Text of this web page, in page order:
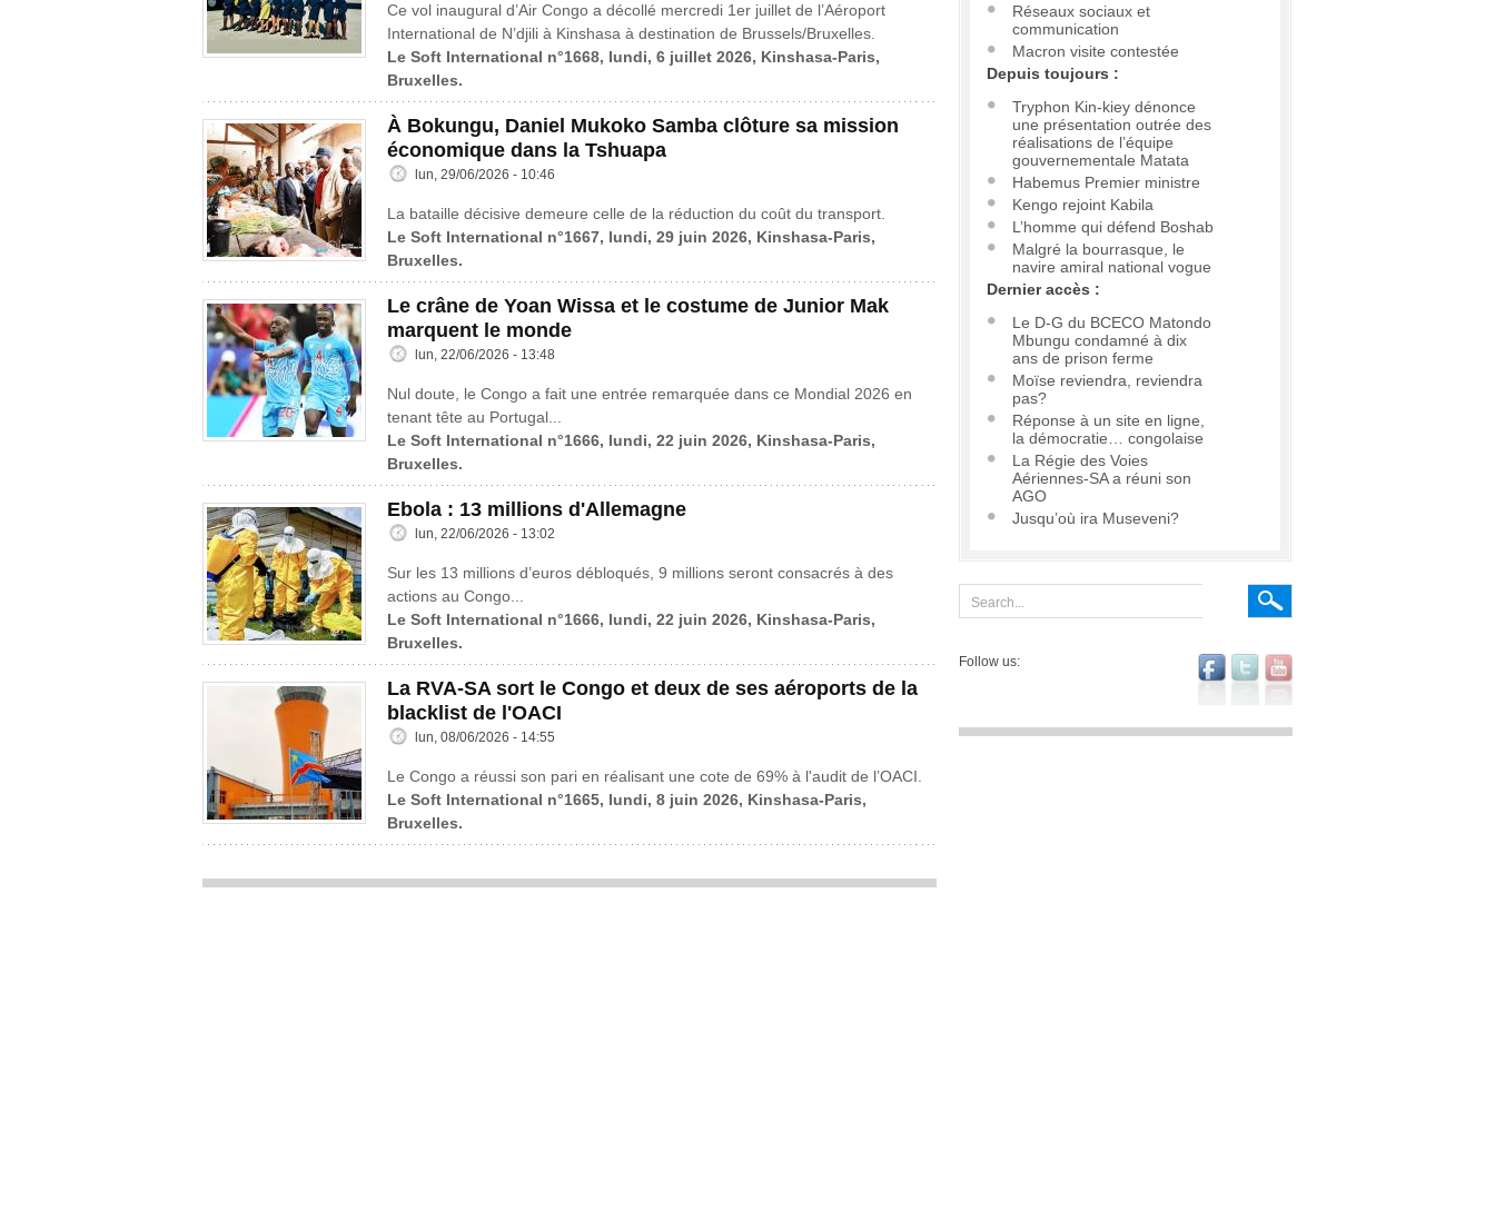
Ce vol inaugural d’Air Congo a décollé mercredi 1er juillet de l’Aéroport
International de N’djili à Kinshasa à destination de Brussels/Bruxelles.
Le Soft International n°1668, lundi, 6 juillet 2026, Kinshasa-Paris,
Bruxelles.
À Bokungu, Daniel Mukoko Samba clôture sa mission
économique dans la Tshuapa
lun, 29/06/2026 - 10:46
La bataille décisive demeure celle de la réduction du coût du transport.
Le Soft International n°1667, lundi, 29 juin 2026, Kinshasa-Paris,
Bruxelles.
Le crâne de Yoan Wissa et le costume de Junior Mak
marquent le monde
lun, 22/06/2026 - 13:48
Nul doute, le Congo a fait une entrée remarquée dans ce Mondial 2026 en
tenant tête au Portugal...
Le Soft International n°1666, lundi, 22 juin 2026, Kinshasa-Paris,
Bruxelles.
Ebola : 13 millions d'Allemagne
lun, 22/06/2026 - 13:02
Sur les 13 millions d’euros débloqués, 9 millions seront consacrés à des
actions au Congo...
Le Soft International n°1666, lundi, 22 juin 2026, Kinshasa-Paris,
Bruxelles.
La RVA-SA sort le Congo et deux de ses aéroports de la
blacklist de l'OACI
lun, 08/06/2026 - 14:55
Le Congo a réussi son pari en réalisant une cote de 69% à l'audit de l’OACI.
Le Soft International n°1665, lundi, 8 juin 2026, Kinshasa-Paris,
Bruxelles.
Réseaux sociaux et
communication
Macron visite contestée
Depuis toujours :
Tryphon Kin-kiey dénonce
une présentation outrée des
réalisations de l’équipe
gouvernementale Matata
Habemus Premier ministre
Kengo rejoint Kabila
L’homme qui défend Boshab
Malgré la bourrasque, le
navire amiral national vogue
Dernier accès :
Le D-G du BCECO Matondo
Mbungu condamné à dix
ans de prison ferme
Moïse reviendra, reviendra
pas?
Réponse à un site en ligne,
la démocratie… congolaise
La Régie des Voies
Aériennes-SA a réuni son
AGO
Jusqu’où ira Museveni?
Follow us: